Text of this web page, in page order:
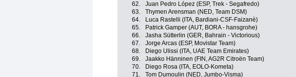
62.
Juan Pedro López (ESP, Trek - Segafredo)
63.
Thymen Arensman (NED, Team DSM)
64.
Luca Rastelli (ITA, Bardiani-CSF-Faizanè)
65.
Patrick Gamper (AUT, BORA - hansgrohe)
66.
Jasha Sütterlin (GER, Bahrain - Victorious)
67.
Jorge Arcas (ESP, Movistar Team)
68.
Diego Ulissi (ITA, UAE Team Emirates)
69.
Jaakko Hänninen (FIN, AG2R Citroën Team)
70.
Diego Rosa (ITA, EOLO-Kometa)
71.
Tom Dumoulin (NED, Jumbo-Visma)